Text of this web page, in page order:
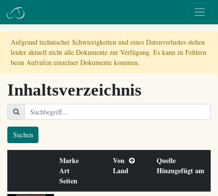
Aufgrund technischer Schwierigkeiten und eines Datenverlustes stehen
leider aktuell nicht alle Dokumente zur Verfügung. Es kann zu Fehlern
beim Aufrufen einzelner Dokumente kommen.
Inhaltsverzeichnis
Suchen
Marke
Art
Seiten
Von
Land
Quelle
Hinzugefügt am